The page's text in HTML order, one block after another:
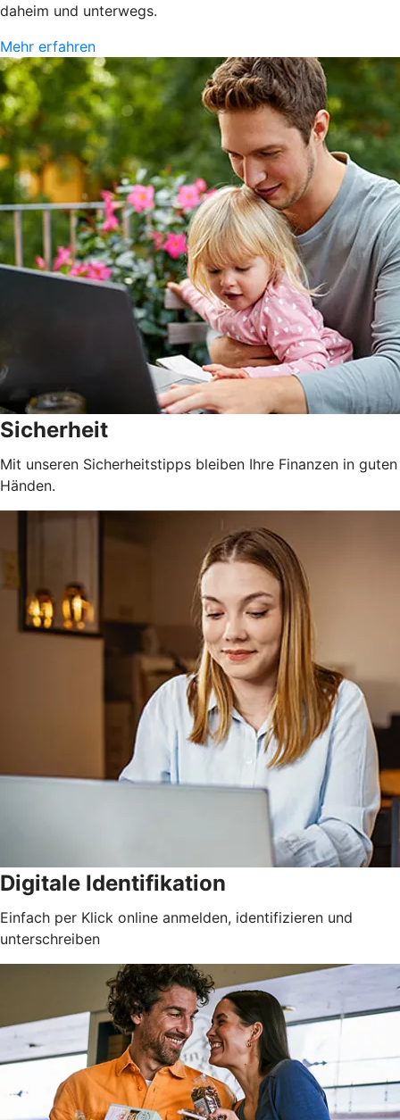
daheim und unterwegs.
Mehr erfahren
Sicherheit
Mit unseren Sicherheitstipps bleiben Ihre Finanzen in guten
Händen.
Digitale Identifikation
Einfach per Klick online anmelden, identifizieren und
unterschreiben